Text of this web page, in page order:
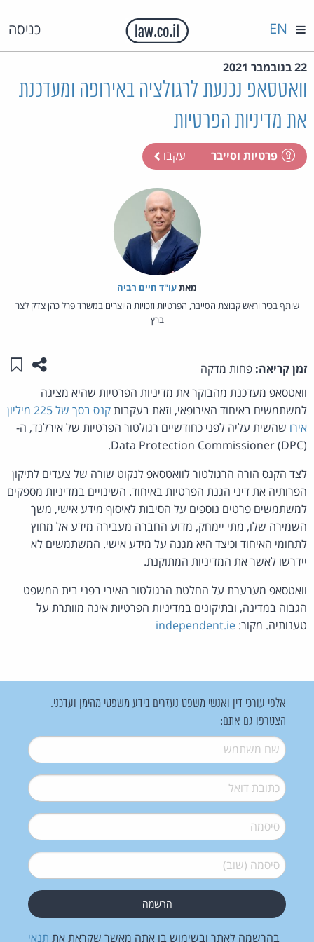
כניסה EN
22 בנובמבר 2021
וואטסאפ נכנעת לרגולציה באירופה ומעדכנת
את מדיניות הפרטיות
פרטיות וסייבר עקבו
מאת‏עו"ד חיים רביה
שותף בכיר וראש קבוצת הסייבר, הפרטיות וזכויות היוצרים במשרד פרל כהן צדק לצר
ברץ
זמן קריאה: פחות מדקה שתפו
וואטסאפ מעדכנת מהבוקר את מדיניות הפרטיות שהיא מציגה
למשתמשים באיחוד האירופאי, וזאת בעקבות
קנס בסך של 225 מיליון
אירו שהשית עליה לפני כחודשיים רגולטור הפרטיות של אירלנד, ה-
Data Protection Commissioner (DPC).
לצד הקנס הורה הרגולטור לוואטסאפ לנקוט שורה של צעדים לתיקון
הפרותיה את דיני הגנת הפרטיות באיחוד. השינויים במדיניות מספקים
למשתמשים פרטים נוספים על הסיבות לאיסוף מידע אישי, משך
השמירה שלו, מתי יימחק, מדוע החברה מעבירה מידע אל מחוץ
לתחומי האיחוד וכיצד היא מגנה על מידע אישי. המשתמשים לא
יידרשו לאשר את המדיניות המתוקנת.
וואטסאפ מערערת על החלטת הרגולטור האירי בפני בית המשפט
הגבוה במדינה, ובתיקונים במדיניות הפרטיות אינה מוותרת על
טענותיה. מקור: independent.ie
אלפי עורכי דין ואנשי משפט נעזרים בידע משפטי מהימן ועדכני.
הצטרפו גם אתם:
שם משתמש*
דואל*
סיסמה*
סיסמה (שוב)*
בהרשמה לאתר ובשימוש בו אתה מאשר שקראת את תנאי